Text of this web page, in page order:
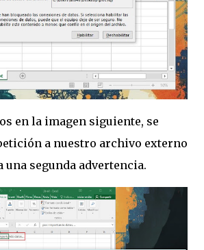
en la imagen siguiente, se
a nuestro archivo externo
una segunda advertencia.